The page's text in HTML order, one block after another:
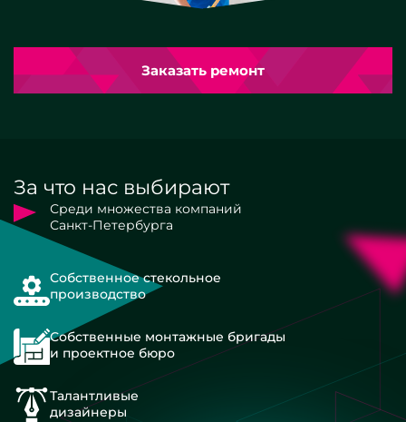
Заказать ремонт
За что нас выбирают
Среди множества компаний
Санкт-Петербурга
Собственное стекольное
производство
Собственные монтажные бригады
и проектное бюро
Талантливые
дизайнеры